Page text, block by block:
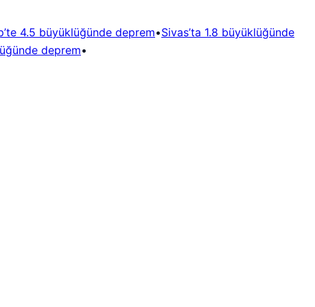
4.5 büyüklüğünde deprem•Sivas’ta 1.8 büyüklüğünde
deprem•